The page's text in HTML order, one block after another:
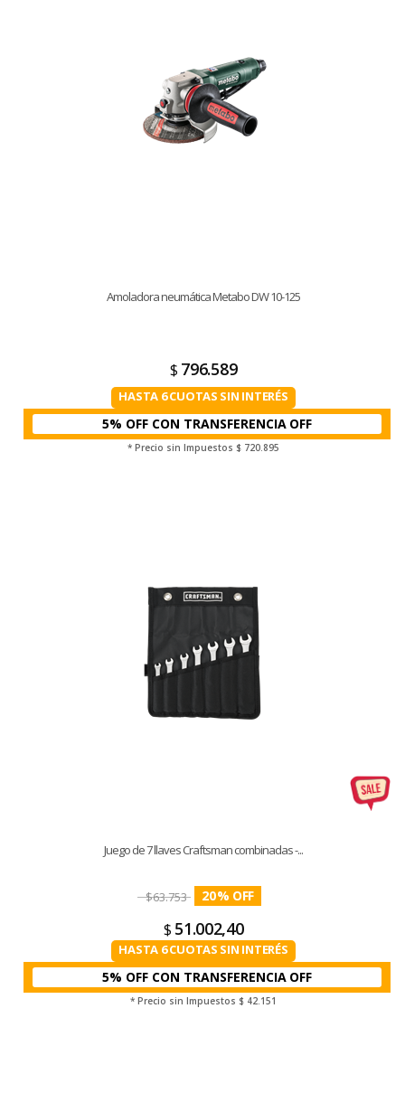
Amoladora neumática Metabo DW 10-125
$ 796.589
HASTA 6 CUOTAS SIN INTERÉS
5% OFF CON TRANSFERENCIA
* Precio sin Impuestos $ 720.895
Juego de 7 llaves Craftsman combinadas -...
$63.753 20%
$ 51.002,40
HASTA 6 CUOTAS SIN INTERÉS
5% OFF CON TRANSFERENCIA
* Precio sin Impuestos $ 42.151